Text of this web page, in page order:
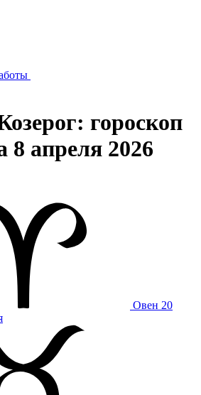
гороскоп
8 апреля 2026
Овен 20